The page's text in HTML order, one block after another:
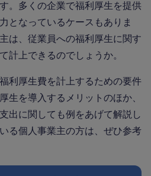
。多くの企業で福利厚生を提供
となっているケースもありま
は、従業員への福利厚生に関す
計上できるのでしょうか。
利厚生費を計上するための要件
生を導入するメリットのほか、
出に関しても例をあげて解説し
る個人事業主の方は、ぜひ参考